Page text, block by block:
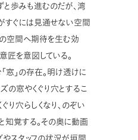
歩みも進むのだが、湾
すぐには見通せない空間
空間へ期待を生む効
匠を意図している。
窓」の存在。明け透けに
の窓やくぐり穴とするこ
ぐり穴らしくなり、のぞい
知覚する。その奥に動画